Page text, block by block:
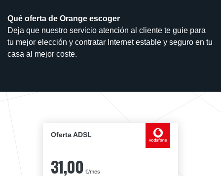
Qué oferta de Orange escoger
Deja que nuestro servicio atención al cliente te guie para
tu mejor elección y contratar Internet estable y seguro en tu
casa al mejor coste.
Oferta ADSL
31,00 €/mes